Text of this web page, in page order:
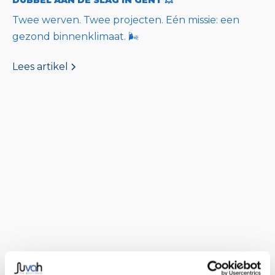
Twee werven. Twee projecten. Eén missie: een
gezond binnenklimaat. 🌬️
Lees artikel